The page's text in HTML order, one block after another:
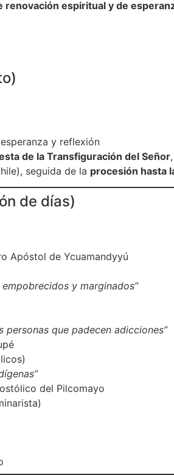
espiritual y de
y reflexión
de la Transfiguración del Señor
seguida de la procesión hasta
de días)
Apóstol de Ycuamandyyú
y marginados”
que padecen adicciones”
del Pilcomayo